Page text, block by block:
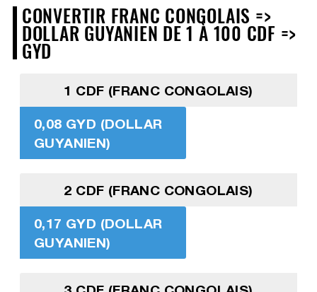
CONVERTIR FRANC CONGOLAIS =>
DOLLAR GUYANIEN DE 1 À 100 CDF =>
GYD
1 CDF (FRANC CONGOLAIS)
0,08 GYD (DOLLAR
GUYANIEN)
2 CDF (FRANC CONGOLAIS)
0,17 GYD (DOLLAR
GUYANIEN)